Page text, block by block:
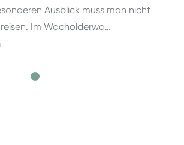
Ausblick muss man nicht
Im Wacholderwa…